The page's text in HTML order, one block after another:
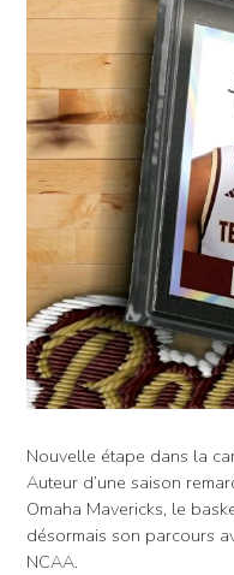
Nouvelle étape dans la
Auteur d’une saison
Omaha Mavericks, le
désormais son parcours
NCAA.